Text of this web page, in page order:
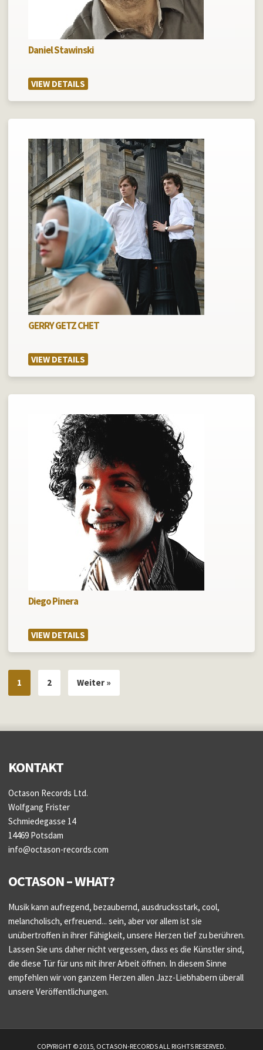
Daniel Stawinski
VIEW DETAILS
GERRY GETZ CHET
VIEW DETAILS
Diego Pinera
VIEW DETAILS
1 2 Weiter »
KONTAKT
Octason Records Ltd.
Wolfgang Frister
Schmiedegasse 14
14469 Potsdam
info@octason-records.com
OCTASON – WHAT?
Musik kann aufregend, bezaubernd, ausdrucksstark, cool,
melancholisch, erfreuend... sein, aber vor allem ist sie
unübertroffen in ihrer Fähigkeit, unsere Herzen tief zu berühren.
Lassen Sie uns daher nicht vergessen, dass es die Künstler sind,
die diese Tür für uns mit ihrer Arbeit öffnen. In diesem Sinne
empfehlen wir von ganzem Herzen allen Jazz-Liebhabern überall
unsere Veröffentlichungen.
COPYRIGHT © 2015, OCTASON-RECORDS ALL RIGHTS RESERVED.